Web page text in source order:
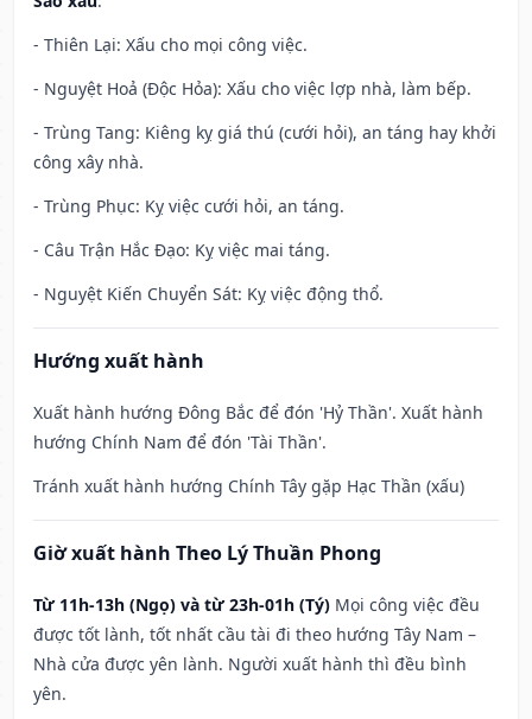
- Thiên Lại: Xấu cho mọi công việc.
- Nguyệt Hoả (Độc Hỏa): Xấu cho việc lợp nhà, làm bếp.
- Trùng Tang: Kiêng kỵ giá thú (cưới hỏi), an táng hay khởi
công xây nhà.
- Trùng Phục: Kỵ việc cưới hỏi, an táng.
- Câu Trận Hắc Đạo: Kỵ việc mai táng.
- Nguyệt Kiến Chuyển Sát: Kỵ việc động thổ.
Hướng xuất hành
Xuất hành hướng Đông Bắc để đón 'Hỷ Thần'. Xuất hành
hướng Chính Nam để đón 'Tài Thần'.
Tránh xuất hành hướng Chính Tây gặp Hạc Thần (xấu)
Giờ xuất hành Theo Lý Thuần Phong
Từ 11h-13h (Ngọ) và từ 23h-01h (Tý) Mọi công việc đều
được tốt lành, tốt nhất cầu tài đi theo hướng Tây Nam –
Nhà cửa được yên lành. Người xuất hành thì đều bình
yên.